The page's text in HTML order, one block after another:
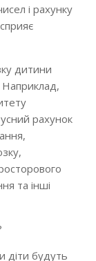
і рахунку
дитини
рахунок
та інші
діти будуть